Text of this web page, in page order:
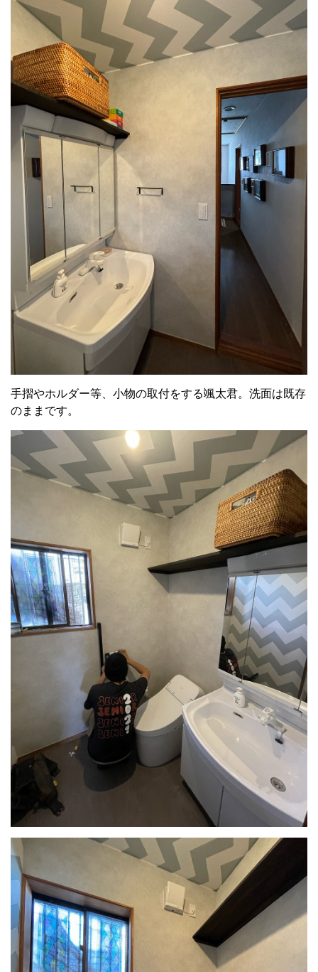
手摺やホルダー等、小物の取付をする颯太君。洗面は既存
のままです。